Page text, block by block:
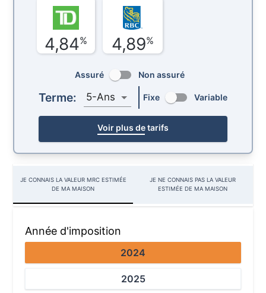
4,84% 4,89%
Assuré Non assuré
Terme: 5-Ans Fixe Variable
Voir plus de tarifs
JE CONNAIS LA VALEUR MRC ESTIMÉE
DE MA MAISON
JE NE CONNAIS PAS LA VALEUR
ESTIMÉE DE MA MAISON
Année d'imposition
2024
2025